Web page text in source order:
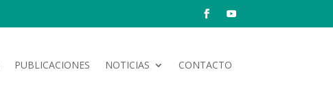
PUBLICACIONES NOTICIAS CONTACTO